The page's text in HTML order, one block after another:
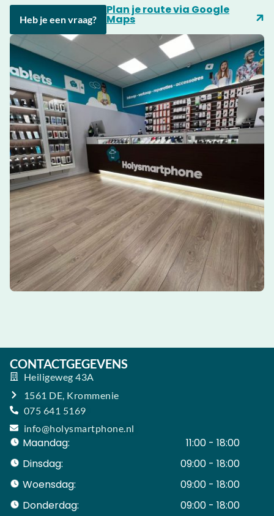
Heb je een vraag?
Plan je route via Google
Maps
CONTACTGEGEVENS
Heiligeweg 43A
1561 DE, Krommenie
075 641 5169
info@holysmartphone.nl
Maandag:
11:00 - 18:00
Dinsdag:
09:00 - 18:00
Woensdag:
09:00 - 18:00
Donderdag:
09:00 - 18:00